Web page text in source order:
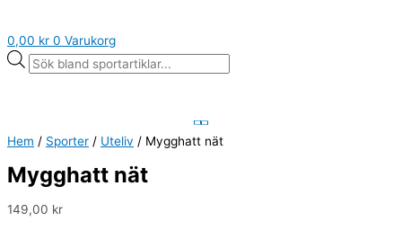
0,00 kr 0 Varukorg
Hem / Sporter / Uteliv / Mygghatt nät
Mygghatt nät
149,00 kr